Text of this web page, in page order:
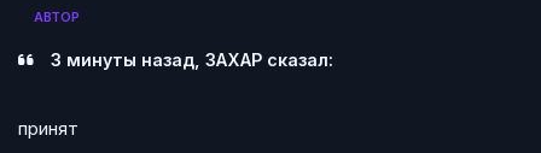
АВТОР
3 минуты назад, ЗАХАР сказал:
принят